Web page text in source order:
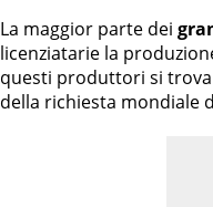
La maggior parte dei
licenziatarie la
questi produttori si
della richiesta mondiale